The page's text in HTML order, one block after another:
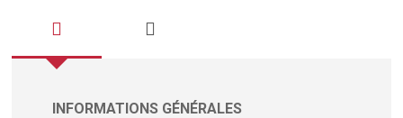
INFORMATIONS GÉNÉRALES